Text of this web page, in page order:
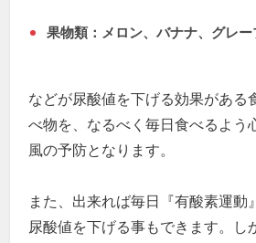
果物類：メロン、バナナ、グレー
などが尿酸値を下げる効果がある
べ物を、なるべく毎日食べるよう
風の予防となります。
また、出来れば毎日『有酸素運動
尿酸値を下げる事もできます。し